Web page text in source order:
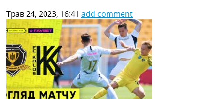
Трав 24, 2023, 16:41 add comment